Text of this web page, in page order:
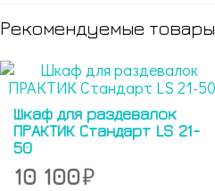
Рекомендуемые товары
Шкаф для раздевалок
ПРАКТИК Стандарт LS 21-
50
10 100